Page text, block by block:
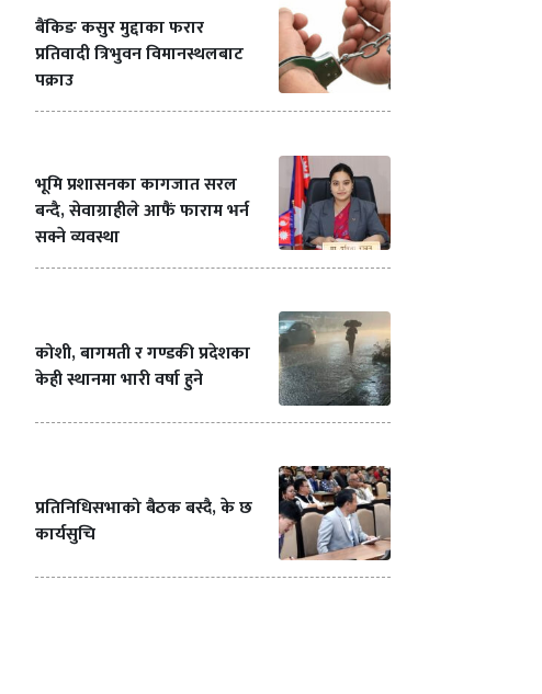
बैंकिङ कसुर मुद्दाका फरार
प्रतिवादी त्रिभुवन विमानस्थलबाट
पक्राउ
भूमि प्रशासनका कागजात सरल
बन्दै, सेवाग्राहीले आफैं फाराम भर्न
सक्ने व्यवस्था
कोशी, बागमती र गण्डकी प्रदेशका
केही स्थानमा भारी वर्षा हुने
प्रतिनिधिसभाको बैठक बस्दै, के छ
कार्यसुचि